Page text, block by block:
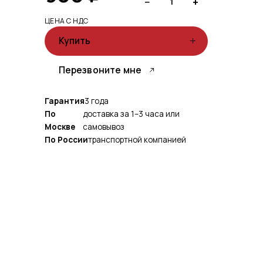
ЦЕНА С НДС
Купить
Перезвоните мне
Гарантия3 года
По
Москве
доставка за 1–3 часа или
самовывоз
По Россиитранспортной компанией